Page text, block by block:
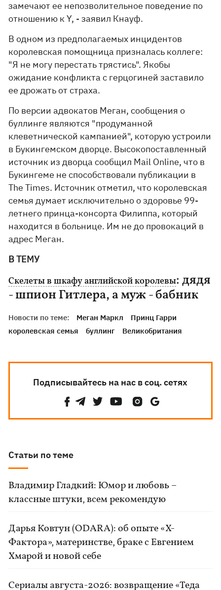
замечают ее непозволительное поведение по
отношению к Y, - заявил Кнауф.
В одном из предполагаемых инцидентов
королевская помощница призналась коллеге:
"Я не могу перестать трястись". Якобы
ожидание конфликта с герцогиней заставило
ее дрожать от страха.
По версии адвокатов Меган, сообщения о
буллинге являются "продуманной
клеветнической кампанией", которую устроили
в Букингемском дворце. Высокопоставленный
источник из дворца сообщил Mail Online, что в
Букингеме не способствовали публикации в
The Times. Источник отметил, что королевская
семья думает исключительно о здоровье 99-
летнего принца-консорта Филиппа, который
находится в больнице. Им не до провокаций в
адрес Меган.
В ТЕМУ
Скелеты в шкафу английской королевы: дядя
- шпион Гитлера, а муж - бабник
Новости по теме: Меган Маркл
Принц Гарри
королевская семья
буллинг Великобритания
Подписывайтесь на нас в соц. сетях
Статьи по теме
Владимир Гладкий: Юмор и любовь –
классные штуки, всем рекомендую
Дарья Ковтун (ODARA): об опыте «Х-
Фактора», материнстве, браке с Евгением
Хмарой и новой себе
Сериалы августа-2026: возвращение «Теда